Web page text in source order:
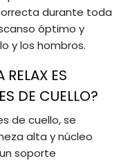
durante toda
óptimo y
y los hombros.
ES
DE CUELLO?
de cuello, se
alta y núcleo
soporte